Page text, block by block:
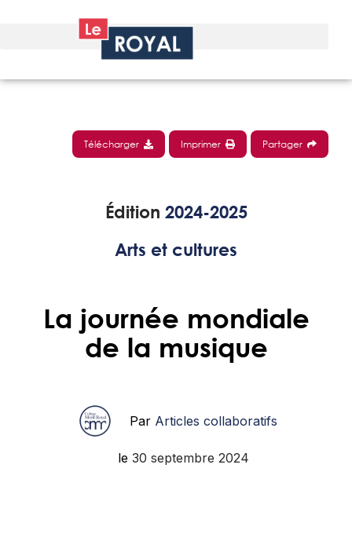
Télécharger Imprimer Partager
Édition 2024-2025
Arts et cultures
La journée mondiale
de la musique
ParArticles collaboratifs
le 30 septembre 2024